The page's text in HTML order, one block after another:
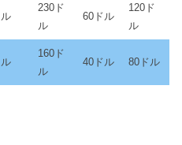
230ド
ル
60ドル
120ド
ル
160ド
ル
40ドル 80ドル